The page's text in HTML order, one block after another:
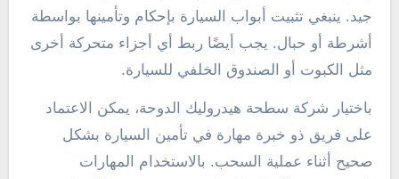
جيد. ينبغي تثبيت أبواب السيارة بإحكام وتأمينها بواسطة
أشرطة أو حبال. يجب أيضًا ربط أي أجزاء متحركة أخرى
مثل الكبوت أو الصندوق الخلفي للسيارة.
باختيار شركة سطحة هيدروليك الدوحة، يمكن الاعتماد
على فريق ذو خبرة مهارة في تأمين السيارة بشكل
صحيح أثناء عملية السحب. بالاستخدام المهارات